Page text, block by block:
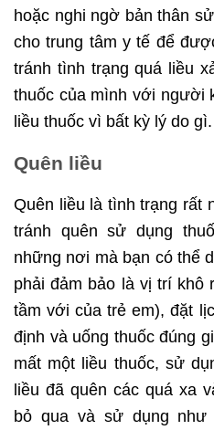
hoặc nghi ngờ bản thân
cho trung tâm y tế để
tránh tình trạng quá liều
thuốc của mình với người
liều thuốc vì bất kỳ lý do gì.
Quên liều
Quên liều là tình trạng rất
tránh quên sử dụng
những nơi mà bạn có thể
phải đảm bảo là vị trí khô
tầm với của trẻ em), đặt
định và uống thuốc đúng
mất một liều thuốc, sử
liều đã quên các quá xa
bỏ qua và sử dụng như